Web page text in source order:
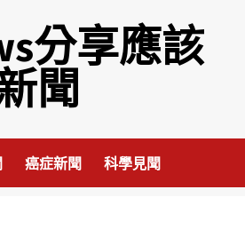
分享應該
聞
癌症新聞 科學見聞